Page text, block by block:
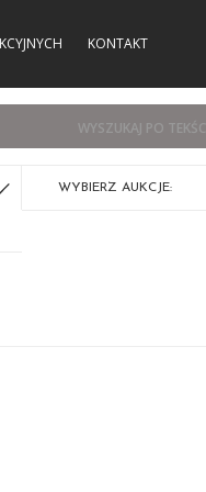
KONTAKT
WYBIERZ AUKCJE: